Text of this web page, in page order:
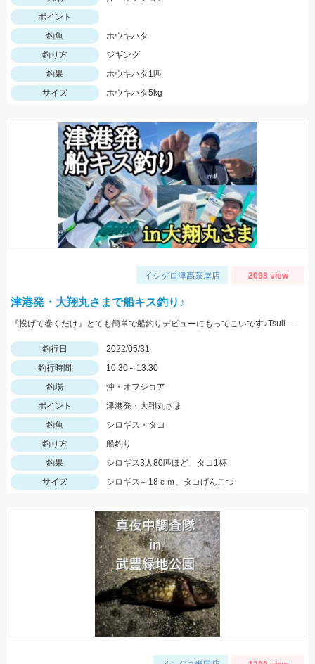
ポイント
釣魚
ホウキハタ
釣り方
ジギング
釣果
ホウキハタ1匹
サイズ
ホウキハタ5kg
イシグロ津高茶屋店 2098 view
津港発・大翔丸さまで船キス釣り♪
『投げて巻くだけ』とても簡単で船釣りデビューにもってこいです♪Tsulino船キス仕掛けもお忘れなく！
釣行日
2022/05/31
釣行時間
10:30～13:30
釣場
沖・オフショア
ポイント
津港発・大翔丸さま
釣魚
シロギス・タコ
釣り方
船釣り
釣果
シロギス3人80匹ほど、タコ1杯
サイズ
シロギス～18ｃｍ、タコげんこつ